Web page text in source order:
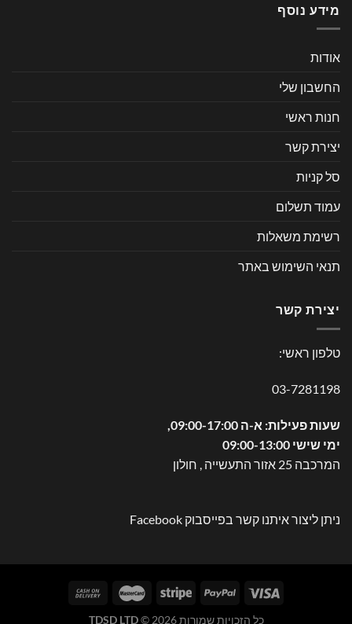
מידע נוסף
אודות
החשבון שלי
חנות ראשי
יצירת קשר
סל קניות
עמוד תשלום
רשימת משאלות
תנאי השימוש באתר
יצירת קשר
טלפון ראשי:
03-7281198
שעות פעילות: א-ה 09:00-17:00,
ימי שישי 09:00-13:00
המרכבה 25 אזור התעשייה , חולון
ניתן ליצור איתנו קשר בפייסבוק Facebook
כל הזכויות שמורות 2026 © TDSD LTD